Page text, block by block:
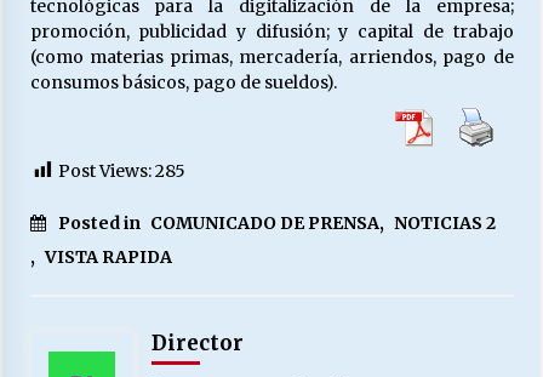
tecnológicas para la digitalización de la empresa;
promoción, publicidad y difusión; y capital de trabajo
(como materias primas, mercadería, arriendos, pago de
consumos básicos, pago de sueldos).
Post Views:285
Posted in COMUNICADO DE PRENSA, NOTICIAS 2
, VISTA RAPIDA
Director